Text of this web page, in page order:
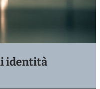
identità